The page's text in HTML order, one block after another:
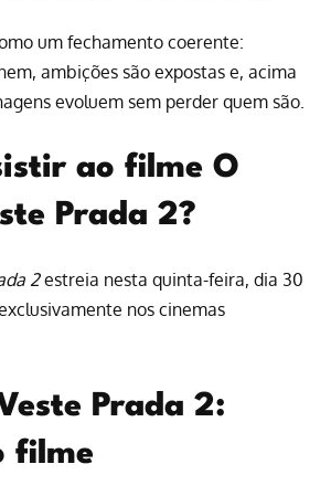
um fechamento coerente:
ambições são expostas e, acima
evoluem sem perder quem são.
ao filme O
Prada 2?
2estreia nesta quinta-feira, dia 30
nos cinemas
Prada 2:
filme